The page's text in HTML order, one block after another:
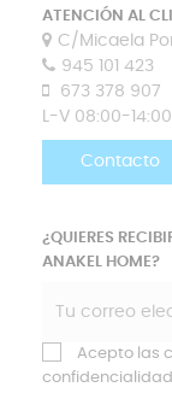
ATENCIÓN AL
C/Micaela
945 101 423
673 378 907
L-V 08:00-
Contacto
¿QUIERES
ANAKEL HOME?
Acepto las
confidencialidad